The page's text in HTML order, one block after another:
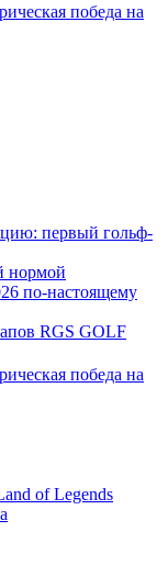
победа на
первый гольф-
нормой
по-настоящему
RGS GOLF
победа на
of Legends